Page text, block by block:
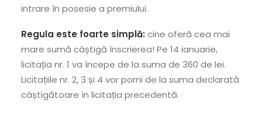
intrare în posesie a premiului.
Regula este foarte simplă: cine oferă cea mai
mare sumă câștigă înscrierea! Pe 14 ianuarie,
licitația nr. 1 va începe de la suma de 360 de lei.
Licitațiile nr. 2, 3 și 4 vor porni de la suma declarată
câștigătoare în licitația precedentă.